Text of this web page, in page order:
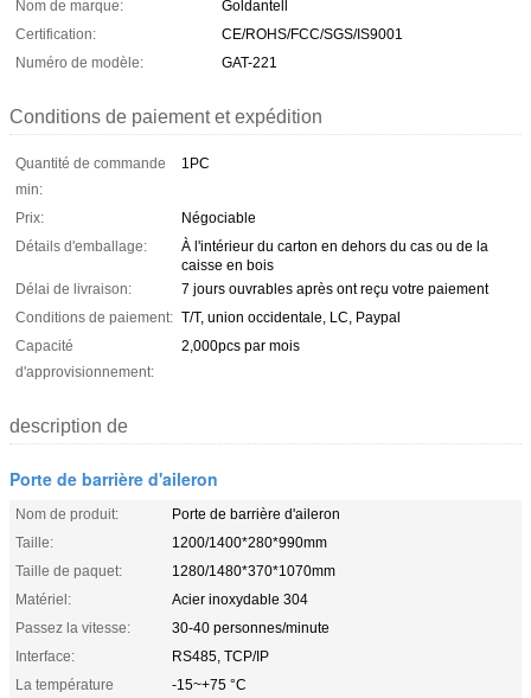
Nom de marque:
Goldantell
Certification:
CE/ROHS/FCC/SGS/IS9001
Numéro de modèle:
GAT-221
Conditions de paiement et expédition
Quantité de commande
min:
1PC
Prix:
Négociable
Détails d'emballage:
À l'intérieur du carton en dehors du cas ou de la
caisse en bois
Délai de livraison:
7 jours ouvrables après ont reçu votre paiement
Conditions de paiement: T/T, union occidentale, LC, Paypal
Capacité
d'approvisionnement:
2,000pcs par mois
description de
Porte de barrière d'aileron
Nom de produit:
Porte de barrière d'aileron
Taille:
1200/1400*280*990mm
Taille de paquet:
1280/1480*370*1070mm
Matériel:
Acier inoxydable 304
Passez la vitesse:
30-40 personnes/minute
Interface:
RS485, TCP/IP
La température
-15~+75 °C